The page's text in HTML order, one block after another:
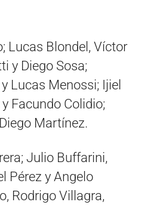
Lucas Blondel, Víctor
y Diego Sosa;
Lucas Menossi; Ijiel
Facundo Colidio;
Martínez.
Julio Buffarini,
Pérez y Angelo
Rodrigo Villagra,